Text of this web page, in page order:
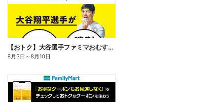
【おトク】大谷選手ファミマおむすび割
8月3日 ～8月10日